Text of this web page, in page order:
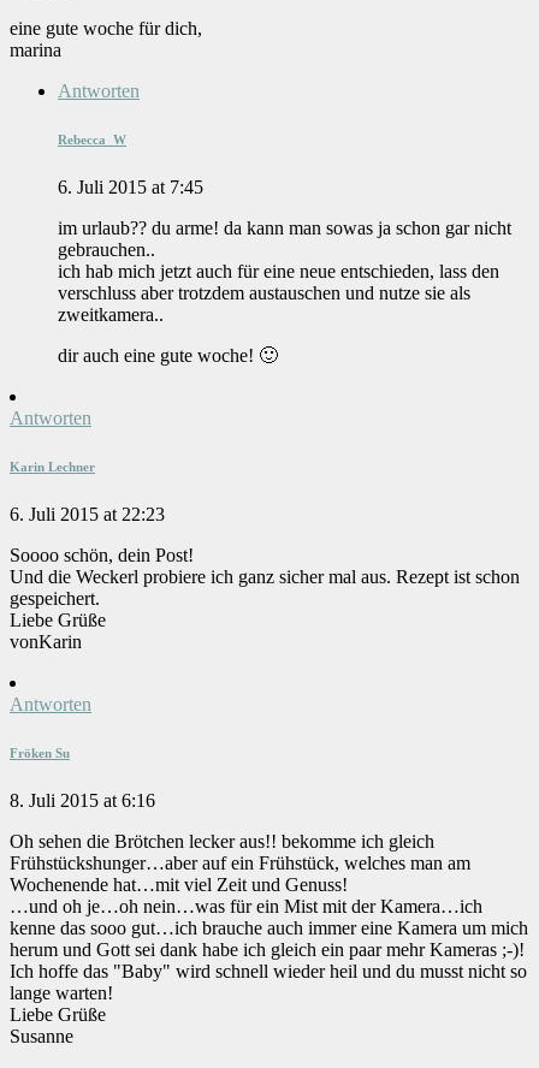
eine gute woche für dich,
marina
Antworten
Rebecca_W
6. Juli 2015 at 7:45
im urlaub?? du arme! da kann man sowas ja schon gar nicht
gebrauchen..
ich hab mich jetzt auch für eine neue entschieden, lass den
verschluss aber trotzdem austauschen und nutze sie als
zweitkamera..
dir auch eine gute woche! 🙂
Antworten
Karin Lechner
6. Juli 2015 at 22:23
Soooo schön, dein Post!
Und die Weckerl probiere ich ganz sicher mal aus. Rezept ist schon
gespeichert.
Liebe Grüße
vonKarin
Antworten
Fröken Su
8. Juli 2015 at 6:16
Oh sehen die Brötchen lecker aus!! bekomme ich gleich
Frühstückshunger…aber auf ein Frühstück, welches man am
Wochenende hat…mit viel Zeit und Genuss!
…und oh je…oh nein…was für ein Mist mit der Kamera…ich
kenne das sooo gut…ich brauche auch immer eine Kamera um mich
herum und Gott sei dank habe ich gleich ein paar mehr Kameras ;-)!
Ich hoffe das "Baby" wird schnell wieder heil und du musst nicht so
lange warten!
Liebe Grüße
Susanne